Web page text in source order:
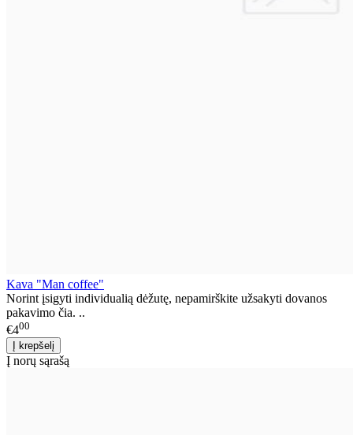
Kava "Man coffee"
Norint įsigyti individualią dėžutę, nepamirškite užsakyti dovanos
pakavimo čia. ..
€400
Į norų sąrašą